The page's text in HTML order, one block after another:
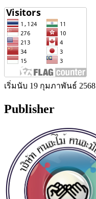
เริ่มนับ 19 กุมภาพันธ์ 2568
Publisher